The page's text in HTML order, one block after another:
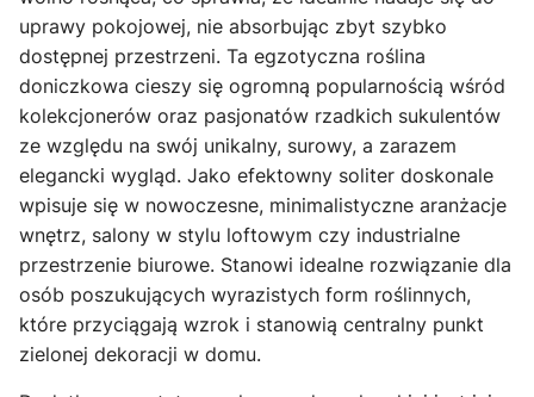
uprawy pokojowej, nie absorbując zbyt szybko
dostępnej przestrzeni. Ta egzotyczna roślina
doniczkowa cieszy się ogromną popularnością wśród
kolekcjonerów oraz pasjonatów rzadkich sukulentów
ze względu na swój unikalny, surowy, a zarazem
elegancki wygląd. Jako efektowny soliter doskonale
wpisuje się w nowoczesne, minimalistyczne aranżacje
wnętrz, salony w stylu loftowym czy industrialne
przestrzenie biurowe. Stanowi idealne rozwiązanie dla
osób poszukujących wyrazistych form roślinnych,
które przyciągają wzrok i stanowią centralny punkt
zielonej dekoracji w domu.